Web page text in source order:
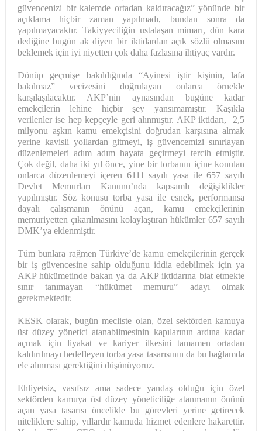
güvencenizi bir kalemde ortadan kaldıracağız” yönünde bir
açıklama hiçbir zaman yapılmadı, bundan sonra da
yapılmayacaktır. Takiyyeciliğin ustalaşan mimarı, dün kara
dediğine bugün ak diyen bir iktidardan açık sözlü olmasını
beklemek için iyi niyetten çok daha fazlasına ihtiyaç vardır.
Dönüp geçmişe bakıldığında “Ayinesi iştir kişinin, lafa
bakılmaz” vecizesini doğrulayan onlarca örnekle
karşılaşılacaktır. AKP’nin aynasından bugüne kadar
emekçilerin lehine hiçbir şey yansımamıştır. Kaşıkla
verilenler ise hep kepçeyle geri alınmıştır. AKP iktidarı, 2,5
milyonu aşkın kamu emekçisini doğrudan karşısına almak
yerine kavisli yollardan gitmeyi, iş güvencemizi sınırlayan
düzenlemeleri adım adım hayata geçirmeyi tercih etmiştir.
Çok değil, daha iki yıl önce, yine bir torbanın içine konulan
onlarca düzenlemeyi içeren 6111 sayılı yasa ile 657 sayılı
Devlet Memurları Kanunu’nda kapsamlı değişiklikler
yapılmıştır. Söz konusu torba yasa ile esnek, performansa
dayalı çalışmanın önünü açan, kamu emekçilerinin
memuriyetten çıkarılmasını kolaylaştıran hükümler 657 sayılı
DMK’ya eklenmiştir.
Tüm bunlara rağmen Türkiye’de kamu emekçilerinin gerçek
bir iş güvencesine sahip olduğunu iddia edebilmek için ya
AKP hükümetinde bakan ya da AKP iktidarına biat etmekte
sınır tanımayan “hükümet memuru” adayı olmak
gerekmektedir.
KESK olarak, bugün mecliste olan, özel sektörden kamuya
üst düzey yönetici atanabilmesinin kapılarının ardına kadar
açmak için liyakat ve kariyer ilkesini tamamen ortadan
kaldırılmayı hedefleyen torba yasa tasarısının da bu bağlamda
ele alınması gerektiğini düşünüyoruz.
Ehliyetsiz, vasıfsız ama sadece yandaş olduğu için özel
sektörden kamuya üst düzey yöneticiliğe atanmanın önünü
açan yasa tasarısı öncelikle bu görevleri yerine getirecek
niteliklere sahip, yıllardır kamuda hizmet edenlere hakarettir.